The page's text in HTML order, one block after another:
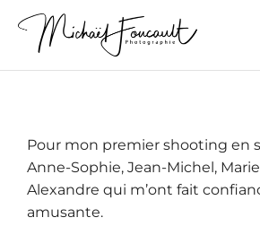
Pour mon premier shooting en
Anne-Sophie, Jean-Michel,
Alexandre qui m’ont fait
amusante.